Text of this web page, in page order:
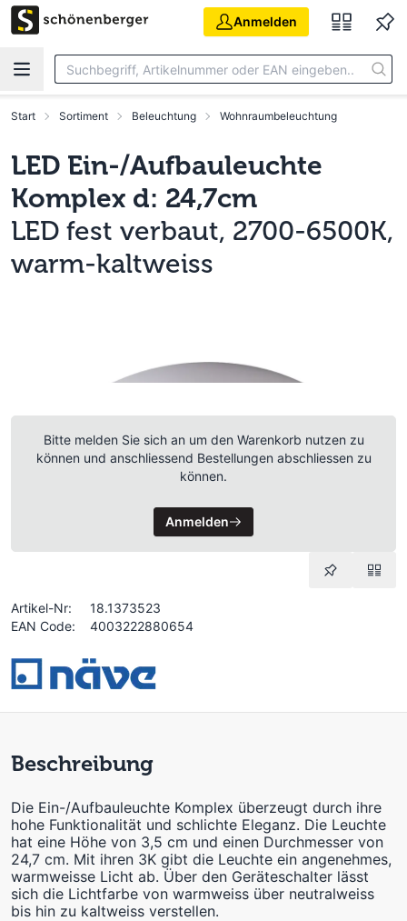
Zum Hauptinhalt springen
Anmelden
Start Sortiment Beleuchtung Wohnraumbeleuchtung
LED Ein-/Aufbauleuchte
Komplex d: 24,7cm
LED fest verbaut, 2700-6500K,
warm-kaltweiss
Bitte melden Sie sich an um den Warenkorb nutzen zu
können und anschliessend Bestellungen abschliessen zu
können.
Anmelden
Artikel-Nr:
18.1373523
EAN Code:
4003222880654
Beschreibung
Die Ein-/Aufbauleuchte Komplex überzeugt durch ihre
hohe Funktionalität und schlichte Eleganz. Die Leuchte
hat eine Höhe von 3,5 cm und einen Durchmesser von
24,7 cm. Mit ihren 3K gibt die Leuchte ein angenehmes,
warmweisse Licht ab. Über den Geräteschalter lässt
sich die Lichtfarbe von warmweiss über neutralweiss
bis hin zu kaltweiss verstellen.